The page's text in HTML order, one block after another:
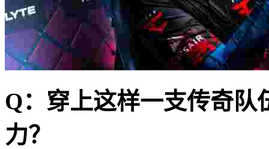
Q：穿上这样一支传奇队
力？